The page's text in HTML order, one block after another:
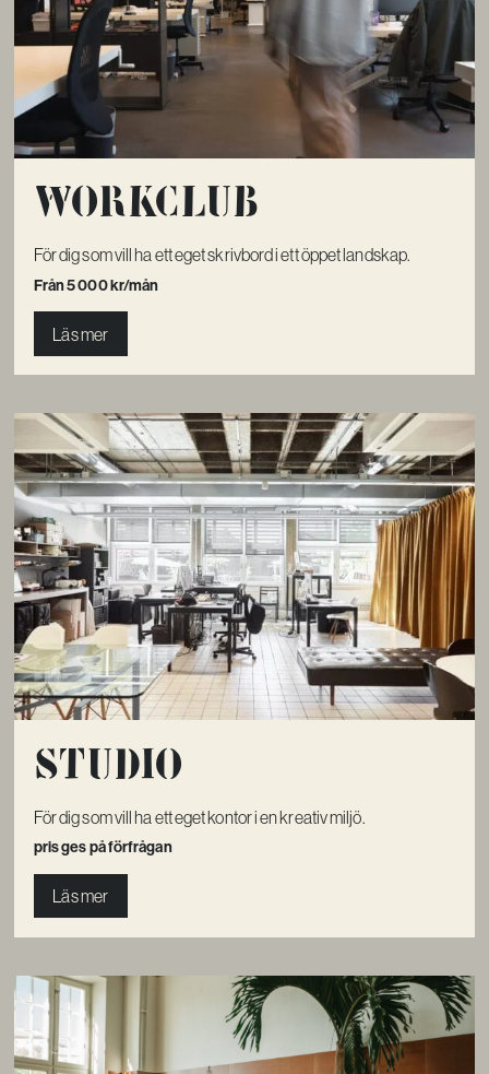
Workclub
För dig som vill ha ett eget skrivbord i ett öppet landskap.
Från 5 000 kr/mån
Läs mer
Studio
För dig som vill ha ett eget kontor i en kreativ miljö.
pris ges på förfrågan
Läs mer